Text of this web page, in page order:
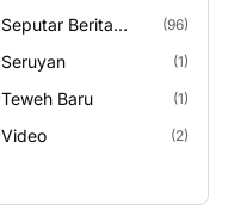
Seputar Berita
(96)
Seruyan (1)
Teweh Baru (1)
Video (2)